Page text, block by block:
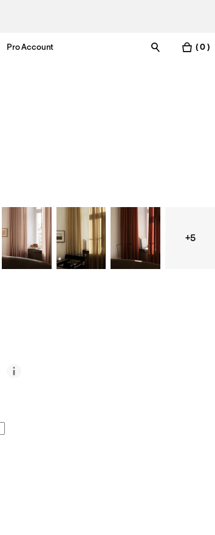
Pro Account ( 0 )
+5